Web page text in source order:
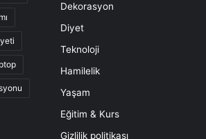
Dekorasyon
Diyet
Teknoloji
Hamilelik
Yaşam
Eğitim & Kurs
Gizlilik politikası